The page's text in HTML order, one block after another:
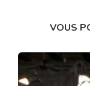
VOUS